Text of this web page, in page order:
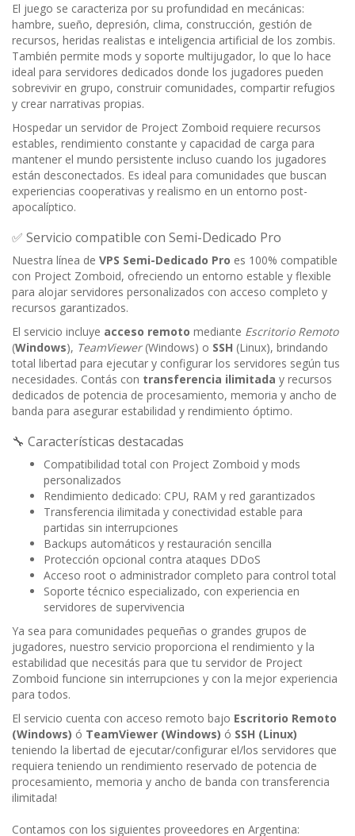
El juego se caracteriza por su profundidad en mecánicas:
hambre, sueño, depresión, clima, construcción, gestión de
recursos, heridas realistas e inteligencia artificial de los zombis.
También permite mods y soporte multijugador, lo que lo hace
ideal para servidores dedicados donde los jugadores pueden
sobrevivir en grupo, construir comunidades, compartir refugios
y crear narrativas propias.
Hospedar un servidor de Project Zomboid requiere recursos
estables, rendimiento constante y capacidad de carga para
mantener el mundo persistente incluso cuando los jugadores
están desconectados. Es ideal para comunidades que buscan
experiencias cooperativas y realismo en un entorno post-
apocalíptico.
✅ Servicio compatible con Semi-Dedicado Pro
Nuestra línea de VPS Semi-Dedicado Pro es 100% compatible
con Project Zomboid, ofreciendo un entorno estable y flexible
para alojar servidores personalizados con acceso completo y
recursos garantizados.
El servicio incluye acceso remoto mediante Escritorio Remoto
(Windows), TeamViewer(Windows) o SSH (Linux), brindando
total libertad para ejecutar y configurar los servidores según tus
necesidades. Contás con transferencia ilimitada y recursos
dedicados de potencia de procesamiento, memoria y ancho de
banda para asegurar estabilidad y rendimiento óptimo.
🔧 Características destacadas
Compatibilidad total con Project Zomboid y mods
personalizados
Rendimiento dedicado: CPU, RAM y red garantizados
Transferencia ilimitada y conectividad estable para
partidas sin interrupciones
Backups automáticos y restauración sencilla
Protección opcional contra ataques DDoS
Acceso root o administrador completo para control total
Soporte técnico especializado, con experiencia en
servidores de supervivencia
Ya sea para comunidades pequeñas o grandes grupos de
jugadores, nuestro servicio proporciona el rendimiento y la
estabilidad que necesitás para que tu servidor de Project
Zomboid funcione sin interrupciones y con la mejor experiencia
para todos.
El servicio cuenta con acceso remoto bajo Escritorio Remoto
(Windows) ó TeamViewer (Windows) ó SSH (Linux)
teniendo la libertad de ejecutar/configurar el/los servidores que
requiera teniendo un rendimiento reservado de potencia de
procesamiento, memoria y ancho de banda con transferencia
ilimitada!
Contamos con los siguientes proveedores en Argentina: